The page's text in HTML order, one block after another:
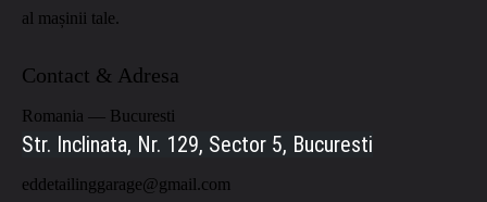
al mașinii tale.
Contact & Adresa
Romania — Bucuresti
Str. Inclinata, Nr. 129, Sector 5, Bucuresti
eddetailinggarage@gmail.com